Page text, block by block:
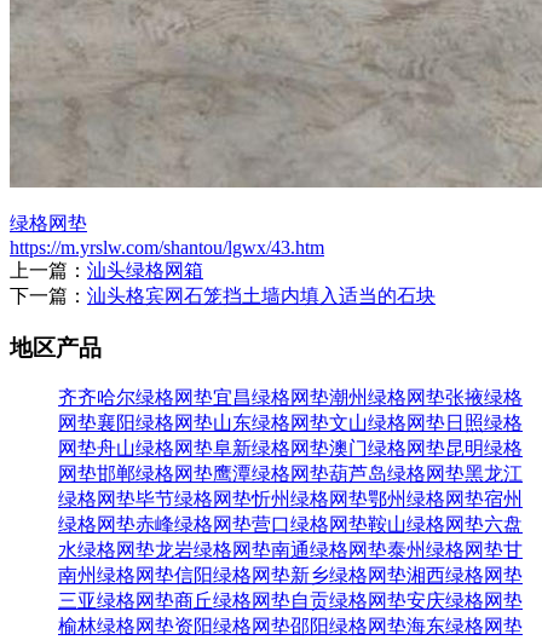
绿格网垫
https://m.yrslw.com/shantou/lgwx/43.htm
上一篇： 汕头绿格网箱
下一篇： 汕头格宾网石笼挡土墙内填入适当的石块
地区产品
齐齐哈尔绿格网垫宜昌绿格网垫潮州绿格网垫张掖绿格
网垫襄阳绿格网垫山东绿格网垫文山绿格网垫日照绿格
网垫舟山绿格网垫阜新绿格网垫澳门绿格网垫昆明绿格
网垫邯郸绿格网垫鹰潭绿格网垫葫芦岛绿格网垫黑龙江
绿格网垫毕节绿格网垫忻州绿格网垫鄂州绿格网垫宿州
绿格网垫赤峰绿格网垫营口绿格网垫鞍山绿格网垫六盘
水绿格网垫龙岩绿格网垫南通绿格网垫泰州绿格网垫甘
南州绿格网垫信阳绿格网垫新乡绿格网垫湘西绿格网垫
三亚绿格网垫商丘绿格网垫自贡绿格网垫安庆绿格网垫
榆林绿格网垫资阳绿格网垫邵阳绿格网垫海东绿格网垫